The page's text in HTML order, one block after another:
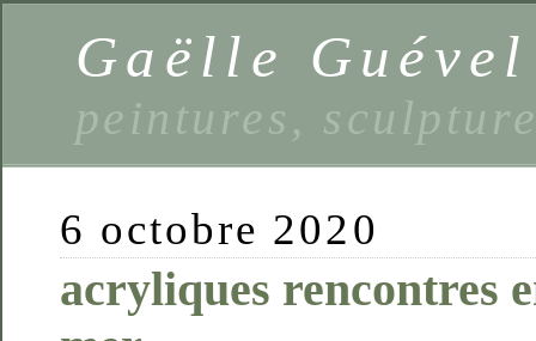
Gaëlle
peintures,
6 octobre 2020
acryliques rencontres